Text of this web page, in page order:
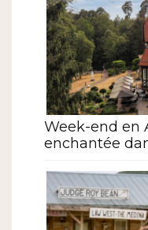
Week-end en
enchantée